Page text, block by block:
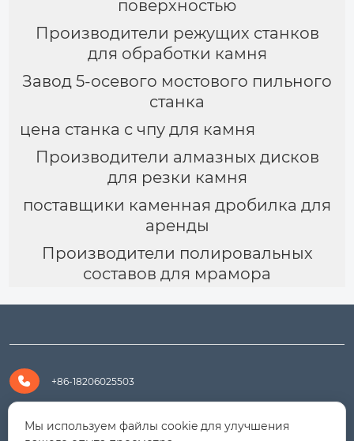
поверхностью
Производители режущих станков
для обработки камня
Завод 5-осевого мостового пильного
станка
цена станка с чпу для камня
Производители алмазных дисков
для резки камня
поставщики каменная дробилка для
аренды
Производители полировальных
составов для мрамора
 +86-18206025503
 +8618206025503
Мы используем файлы cookie для улучшения